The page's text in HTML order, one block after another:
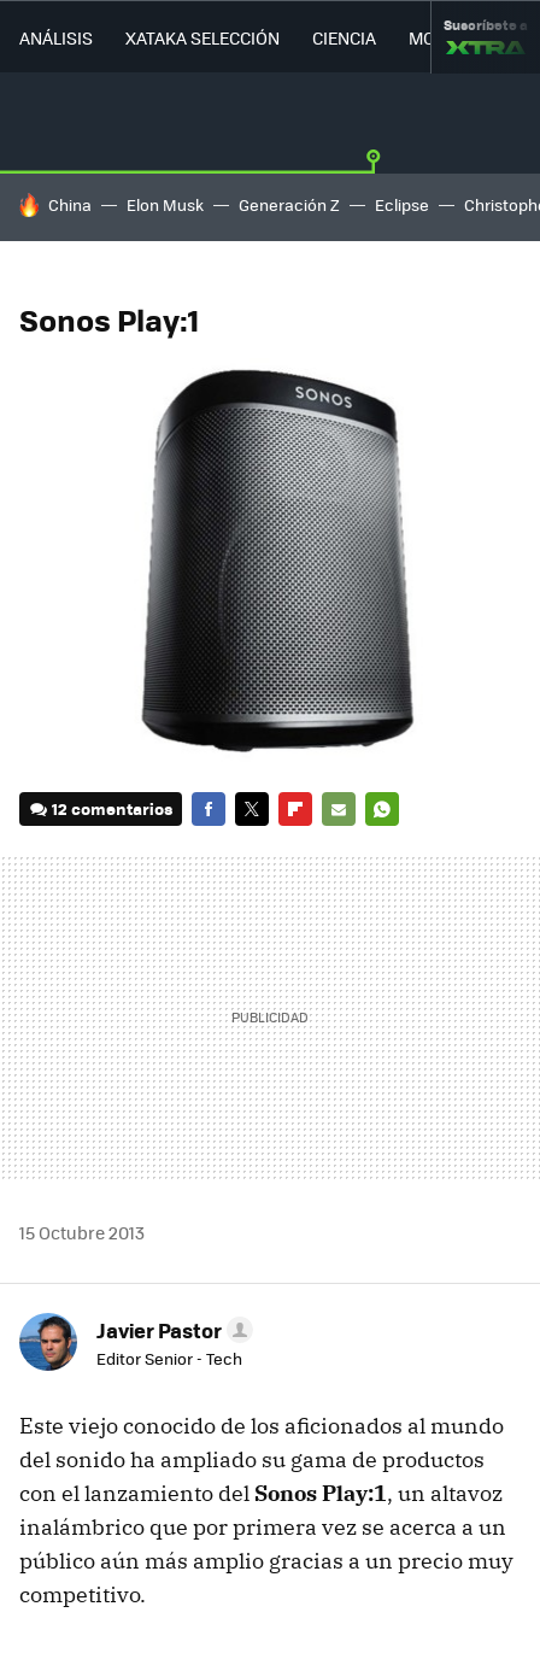
ANÁLISIS XATAKA SELECCIÓN CIENCIA MOVILIDAD
Suscríbete a
HOY SE HABLA DE
China Elon Musk Generación Z Eclipse
Sonos Play:1
12 comentarios
MAIL
15 Octubre 2013
Javier Pastor
Editor Senior - Tech
Este viejo conocido de los aficionados al mundo
del sonido ha ampliado su gama de productos
con el lanzamiento del Sonos Play:1, un altavoz
inalámbrico que por primera vez se acerca a un
público aún más amplio gracias a un precio muy
competitivo.